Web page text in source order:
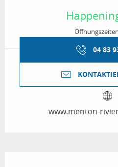
04 83
www.menton-